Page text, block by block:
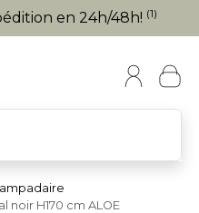
en 24h/48h! (1)
noir H170 cm ALOE